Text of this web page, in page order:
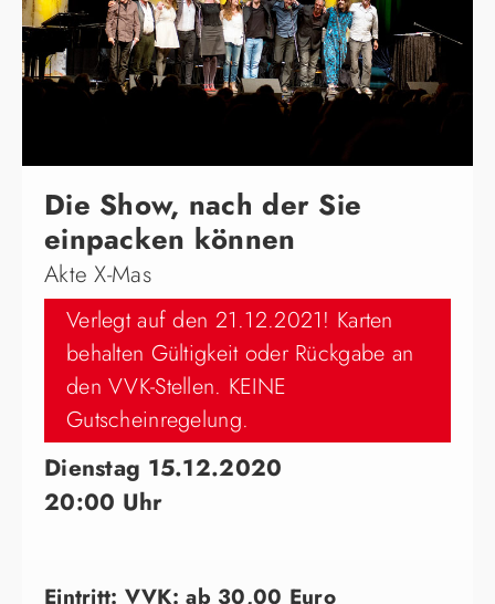
Die Show, nach der Sie
einpacken können
Akte X-Mas
Verlegt auf den 21.12.2021! Karten
behalten Gültigkeit oder Rückgabe an
den VVK-Stellen. KEINE
Gutscheinregelung.
Dienstag 15.12.2020
20:00 Uhr
Eintritt: VVK: ab 30,00 Euro